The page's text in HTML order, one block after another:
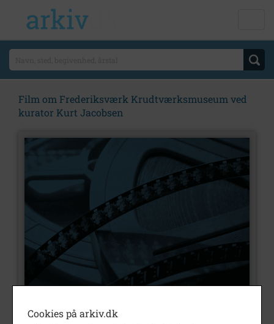
Film om Frederiksværk Krudtværksmuseum ved
kurator Kurt Jacobsen
Cookies på arkiv.dk